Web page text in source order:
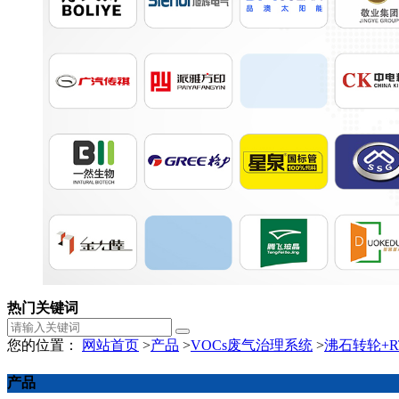
热门关键词
您的位置： 网站首页 >产品 >VOCs废气治理系统 >沸石转轮
产品